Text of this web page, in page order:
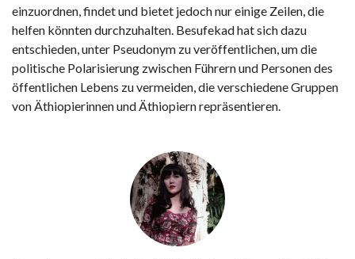
einzuordnen, findet und bietet jedoch nur einige Zeilen, die
helfen könnten durchzuhalten. Besufekad hat sich dazu
entschieden, unter Pseudonym zu veröffentlichen, um die
politische Polarisierung zwischen Führern und Personen des
öffentlichen Lebens zu vermeiden, die verschiedene Gruppen
von Äthiopierinnen und Äthiopiern repräsentieren.